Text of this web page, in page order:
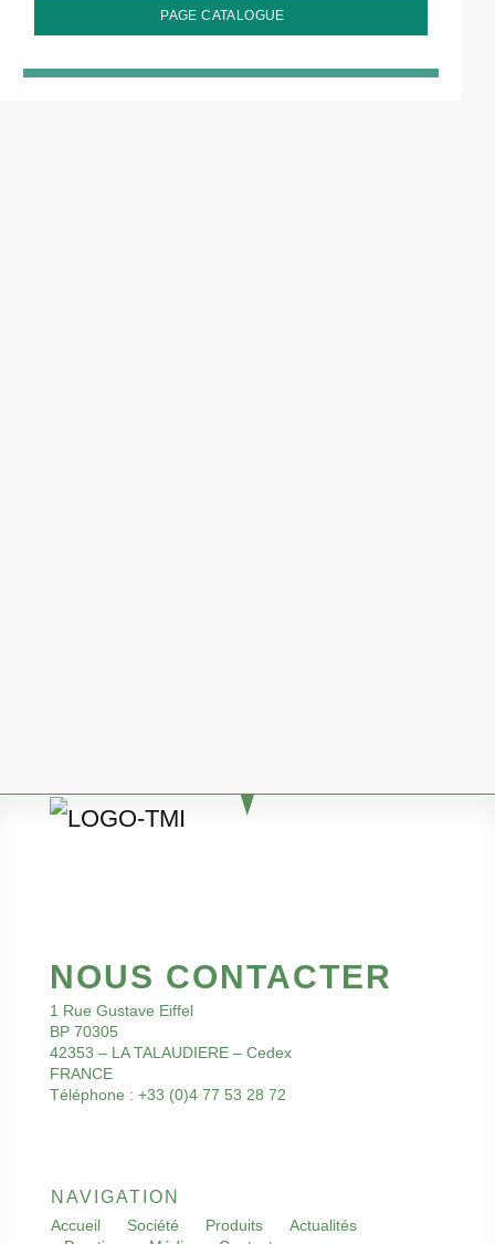
PAGE CATALOGUE
NOUS CONTACTER
1 Rue Gustave Eiffel
BP 70305
42353 – LA TALAUDIERE – Cedex
FRANCE
Téléphone : +33 (0)4 77 53 28 72
NAVIGATION
Accueil Société Produits
Actualités